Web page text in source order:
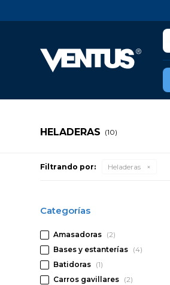
HELADERAS (10)
Filtrando por: Heladeras
Categorías
Amasadoras (2)
Bases y estanterías (4)
Batidoras (1)
Carros gavillares (2)